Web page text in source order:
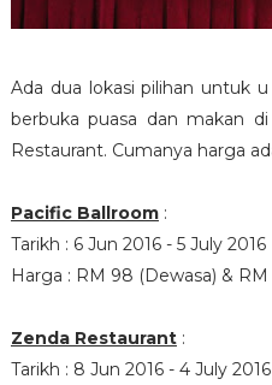
Ada dua lokasi pilihan untuk
berbuka puasa dan makan
Restaurant. Cumanya harga
Pacific Ballroom:
Tarikh : 6 Jun 2016 - 5 July 2016
Harga : RM 98 (Dewasa) &
Zenda Restaurant:
Tarikh : 8 Jun 2016 - 4 July 2016